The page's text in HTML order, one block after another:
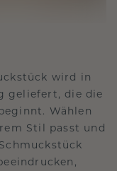
wird in
geliefert, die die
Wählen
Stil passt und